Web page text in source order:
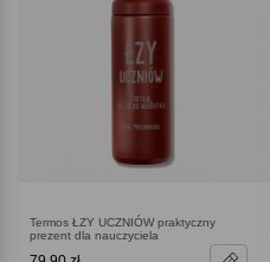
Termos ŁZY UCZNIÓW praktyczny
prezent dla nauczyciela